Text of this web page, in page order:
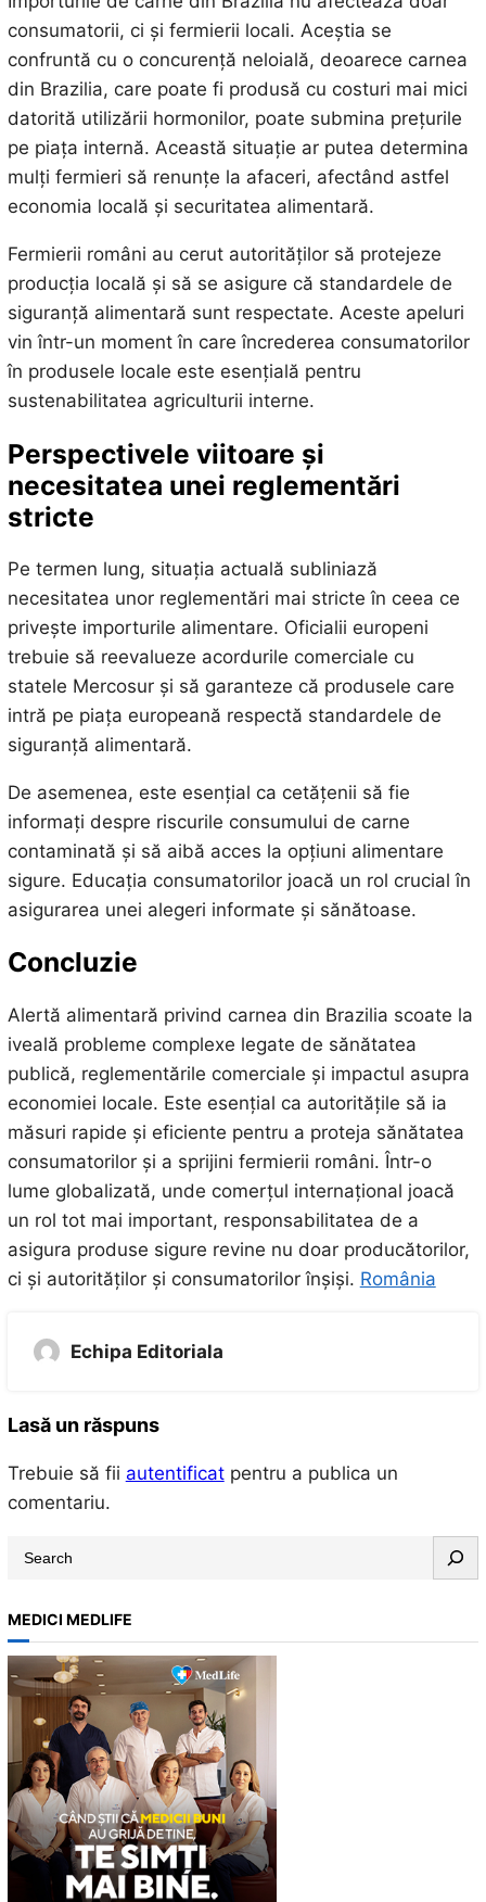
consumatorii, ci și fermierii locali. Aceștia se
confruntă cu o concurență neloială, deoarece carnea
din Brazilia, care poate fi produsă cu costuri mai mici
datorită utilizării hormonilor, poate submina prețurile
pe piața internă. Această situație ar putea determina
mulți fermieri să renunțe la afaceri, afectând astfel
economia locală și securitatea alimentară.
Fermierii români au cerut autorităților să protejeze
producția locală și să se asigure că standardele de
siguranță alimentară sunt respectate. Aceste apeluri
vin într-un moment în care încrederea consumatorilor
în produsele locale este esențială pentru
sustenabilitatea agriculturii interne.
Perspectivele viitoare și
necesitatea unei reglementări
stricte
Pe termen lung, situația actuală subliniază
necesitatea unor reglementări mai stricte în ceea ce
privește importurile alimentare. Oficialii europeni
trebuie să reevalueze acordurile comerciale cu
statele Mercosur și să garanteze că produsele care
intră pe piața europeană respectă standardele de
siguranță alimentară.
De asemenea, este esențial ca cetățenii să fie
informați despre riscurile consumului de carne
contaminată și să aibă acces la opțiuni alimentare
sigure. Educația consumatorilor joacă un rol crucial în
asigurarea unei alegeri informate și sănătoase.
Concluzie
Alertă alimentară privind carnea din Brazilia scoate la
iveală probleme complexe legate de sănătatea
publică, reglementările comerciale și impactul asupra
economiei locale. Este esențial ca autoritățile să ia
măsuri rapide și eficiente pentru a proteja sănătatea
consumatorilor și a sprijini fermierii români. Într-o
lume globalizată, unde comerțul internațional joacă
un rol tot mai important, responsabilitatea de a
asigura produse sigure revine nu doar producătorilor,
ci și autorităților și consumatorilor înșiși. România
Echipa Editoriala
Lasă un răspuns
Trebuie să fii autentificatpentru a publica un
comentariu.
r
c
h
MEDICI MEDLIFE